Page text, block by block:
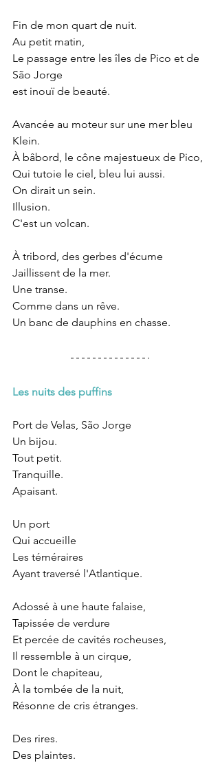
Fin de mon quart de nuit.
Au petit matin,
Le passage entre les îles de Pico et de
São Jorge
est inouï de beauté.
Avancée au moteur sur une mer bleu
Klein.
À bâbord, le cône majestueux de Pico,
Qui tutoie le ciel, bleu lui aussi.
On dirait un sein.
Illusion.
C'est un volcan.
À tribord, des gerbes d'écume
Jaillissent de la mer.
Une transe.
Comme dans un rêve.
Un banc de dauphins en chasse.
Les nuits des puffins
Port de Velas, São Jorge
Un bijou.
Tout petit.
Tranquille.
Apaisant.
Un port
Qui accueille
Les téméraires
Ayant traversé l'Atlantique.
Adossé à une haute falaise,
Tapissée de verdure
Et percée de cavités rocheuses,
Il ressemble à un cirque,
Dont le chapiteau,
À la tombée de la nuit,
Résonne de cris étranges.
Des rires.
Des plaintes.